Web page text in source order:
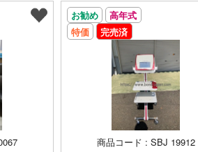
お勧め
高年式
特価
完売済
商品コード : SBJ 19912